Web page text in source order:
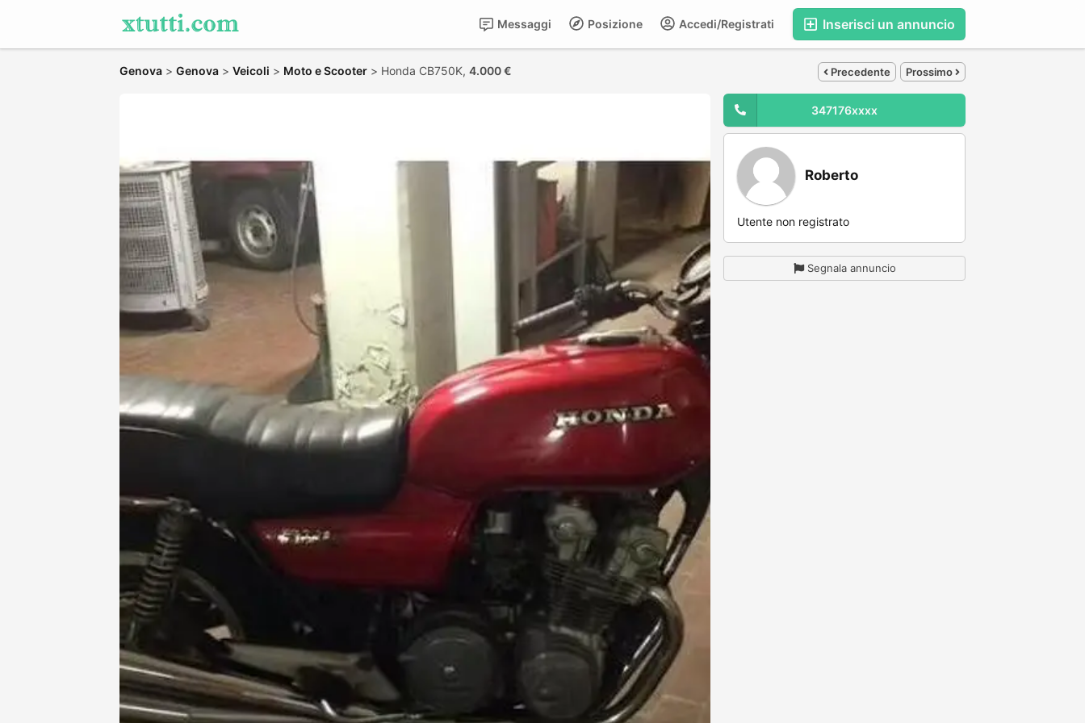
Inserisci un annuncio
Accedi/Registrati
Posizione
Messaggi
Genova > Genova > Veicoli > Moto e Scooter > Honda CB750K, 4.000 € Precedente Prossimo
347176xxxx
Roberto
Utente non registrato
Segnala annuncio